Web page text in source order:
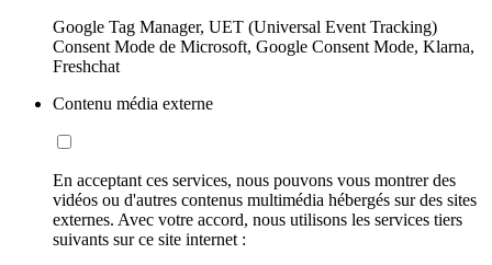
Google Tag Manager, UET (Universal Event Tracking)
Consent Mode de Microsoft, Google Consent Mode, Klarna,
Freshchat
Contenu média externe
En acceptant ces services, nous pouvons vous montrer des
vidéos ou d'autres contenus multimédia hébergés sur des sites
externes. Avec votre accord, nous utilisons les services tiers
suivants sur ce site internet :